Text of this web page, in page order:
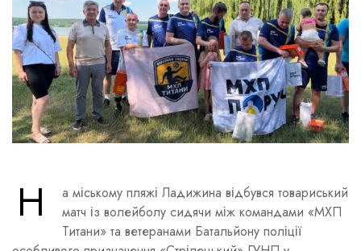
Н
а міському пляжі Ладижина відбувся товариський
матч із волейболу сидячи між командами «МХП
Титани» та ветеранами Батальйону поліції